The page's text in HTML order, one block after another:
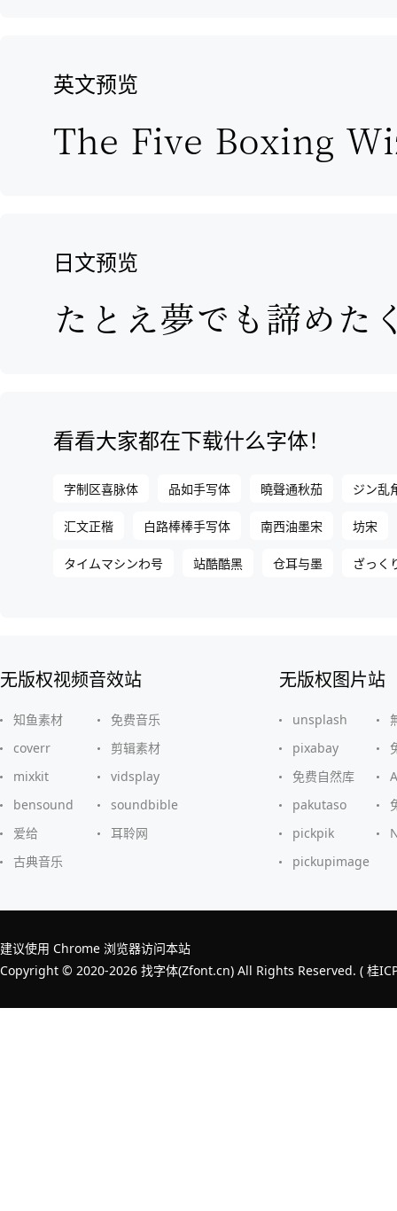
英文预览
日文预览
看看大家都在下载什么字体！
字制区喜脉体 品如手写体 曉聲通秋茄 ジン乱
汇文正楷 白路棒棒手写体 南西油墨宋 坊宋
タイムマシンわ号 站酷酷黑 仓耳与墨 ざっく
无版权视频音效站
知鱼素材
免费音乐
coverr
剪辑素材
mixkit
vidsplay
bensound
soundbible
爱给
耳聆网
古典音乐
无版权图片站
unsplash
pixabay
免费自然库
pakutaso
pickpik
pickupimage
建议使用 Chrome 浏览器访问本站
Copyright © 2020-2026 找字体(Zfont.cn) All Rights Reserved. ( 桂